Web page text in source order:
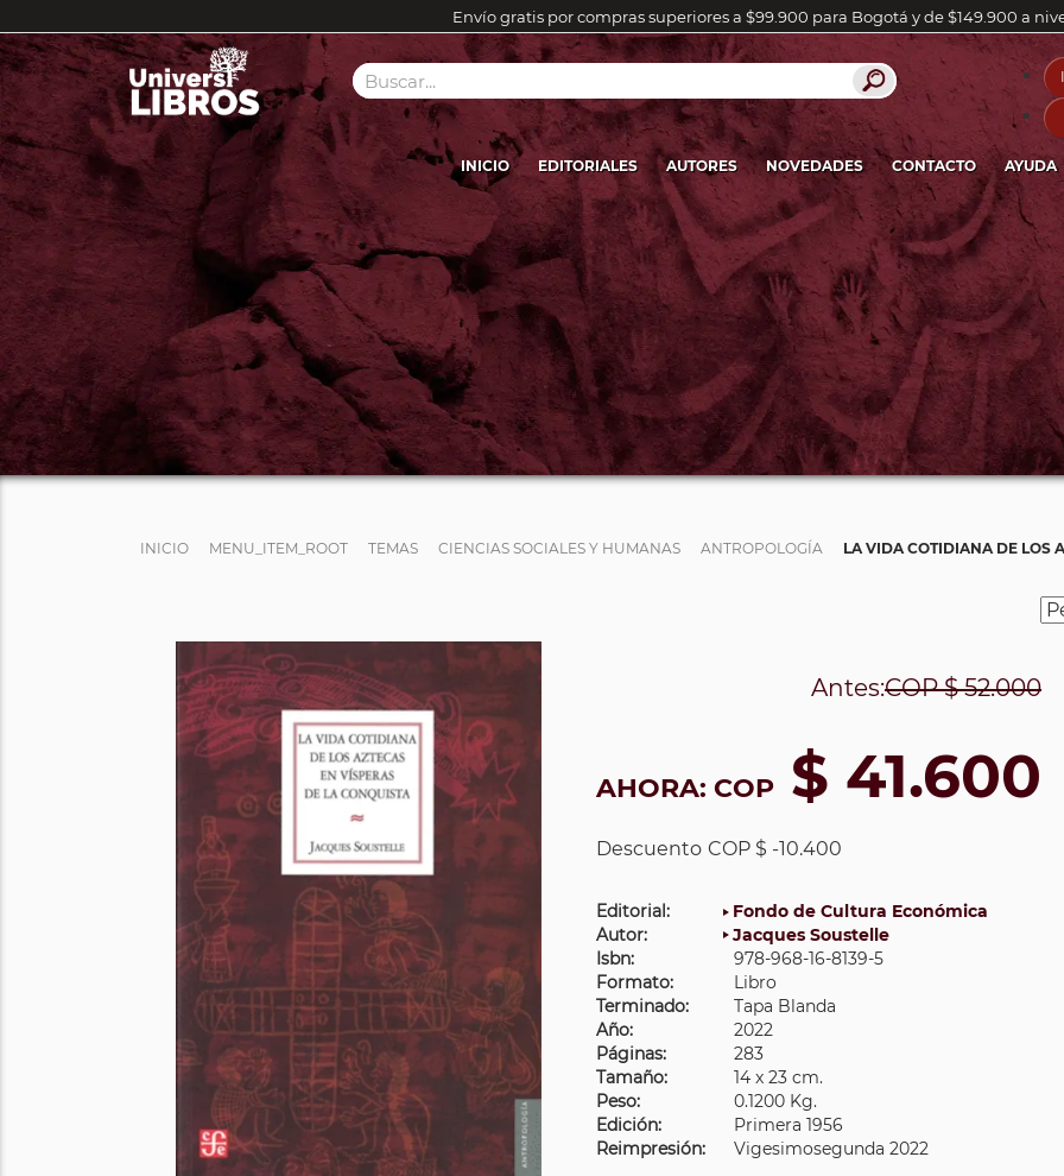
Envío gratis por compras superiores a $99.900 para Bogotá y de $149.900 a
INICIO EDITORIALES AUTORES NOVEDADES CONTACTO AYUDA
INICIO MENU_ITEM_ROOT TEMAS CIENCIAS SOCIALES Y HUMANAS ANTROPOLOGÍA LA VIDA COTIDIANA DE LOS
Antes:COP$ 52.000
AHORA: COP $ 41.600
Descuento COP $ -10.400
Editorial:
Fondo de Cultura Económica
Autor:
Jacques Soustelle
Isbn:
978-968-16-8139-5
Formato:
Libro
Terminado:
Tapa Blanda
Año:
2022
Páginas:
283
Tamaño:
14 x 23 cm.
Peso:
0.1200 Kg.
Edición:
Primera 1956
Reimpresión:
Vigesimosegunda 2022